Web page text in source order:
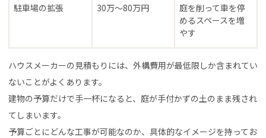
駐車場の拡張 30万〜80万円
庭を削って車を停
めるスペースを増
やす
ハウスメーカーの見積もりには、外構費用が最低限しか含まれてい
ないことがよくあります。
建物の予算だけで手一杯になると、庭が手付かずの土のまま残され
てしまいます。
予算ごとにどんな工事が可能なのか、具体的なイメージを持ってお